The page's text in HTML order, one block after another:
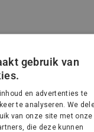
GERMAN
DUTCH
gebruik van
en advertenties te
te analyseren. We
van onze site met onze
die deze kunnen